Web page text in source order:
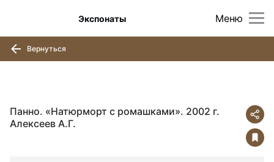
Меню
Экспонаты
Вернуться
Панно. «Натюрморт с ромашками». 2002 г.
Алексеев А.Г.